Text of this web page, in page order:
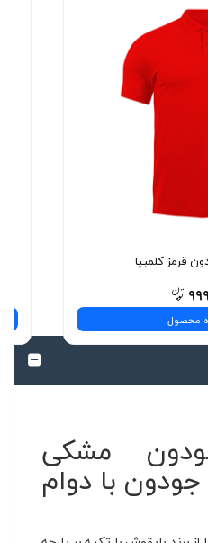
قرمز کلمبیا
محصول
مشکی
جودون با دوام